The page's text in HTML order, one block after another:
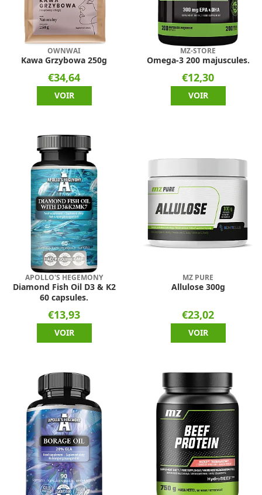
OWNWAI
Kawa Grzybowa 250g
€34,64
VOIR
MZ-STORE
Omega-3 200 majuscules.
€12,30
VOIR
APOLLO'S HEGEMONY
Diamond Fish Oil D3 & K2
60 capsules.
€13,93
VOIR
MZ PURE
Allulose 300g
€23,02
VOIR